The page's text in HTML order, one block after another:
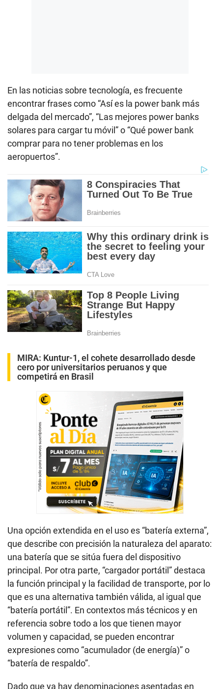
En las noticias sobre tecnología, es frecuente
encontrar frases como “Así es la power bank más
delgada del mercado”, “Las mejores power banks
solares para cargar tu móvil” o “Qué power bank
comprar para no tener problemas en los
aeropuertos”.
MIRA: Kuntur-1, el cohete desarrollado desde
cero por universitarios peruanos y que
competirá en Brasil
Una opción extendida en el uso es “batería externa”,
que describe con precisión la naturaleza del aparato:
una batería que se sitúa fuera del dispositivo
principal. Por otra parte, “cargador portátil” destaca
la función principal y la facilidad de transporte, por lo
que es una alternativa también válida, al igual que
“batería portátil”. En contextos más técnicos y en
referencia sobre todo a los que tienen mayor
volumen y capacidad, se pueden encontrar
expresiones como “acumulador (de energía)” o
“batería de respaldo”.
Dado que ya hay denominaciones asentadas en